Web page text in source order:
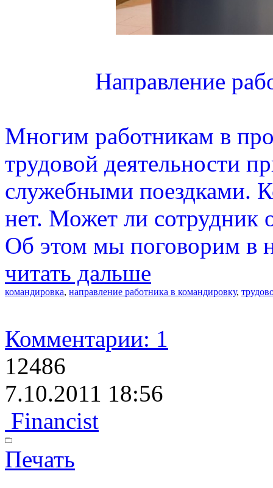
Направление
Многим работникам в
трудовой деятельности
служебными поездками.
нет. Может ли сотрудник
Об этом мы поговорим в
читать дальше
командировка, направление работника в командировку,
Комментарии: 1
12486
7.10.2011 18:56
Financist
Печать